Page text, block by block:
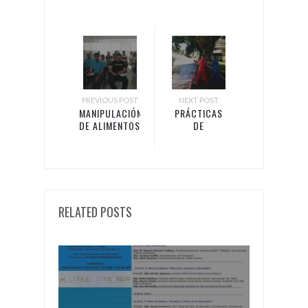
PREVIOUS POST
MANIPULACIÓN
DE ALIMENTOS
ALIMENTACIÓN
NEXT POST
PRÁCTICAS
DE
RELATED POSTS